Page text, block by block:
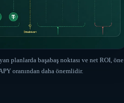
planlarda başabaş noktası ve net ROI, öne
oranından daha önemlidir.